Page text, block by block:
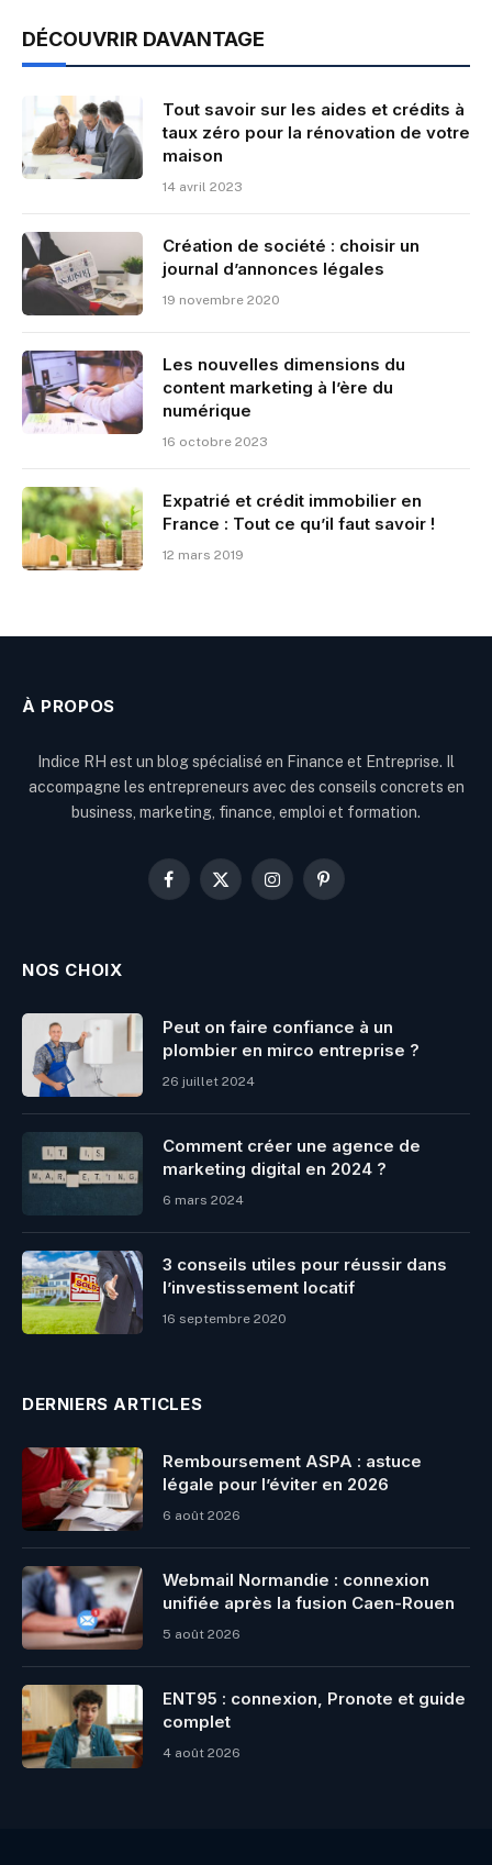
DÉCOUVRIR DAVANTAGE
Tout savoir sur les aides et crédits à
taux zéro pour la rénovation de votre
maison
14 avril 2023
Création de société : choisir un
journal d’annonces légales
19 novembre 2020
Les nouvelles dimensions du
content marketing à l’ère du
numérique
16 octobre 2023
Expatrié et crédit immobilier en
France : Tout ce qu’il faut savoir !
12 mars 2019
À PROPOS
Indice RH est un blog spécialisé en Finance et Entreprise. Il
accompagne les entrepreneurs avec des conseils concrets en
business, marketing, finance, emploi et formation.
Facebook
X
InstagramPinterest
NOS CHOIX
Peut on faire confiance à un
plombier en mirco entreprise ?
26 juillet 2024
Comment créer une agence de
marketing digital en 2024 ?
6 mars 2024
3 conseils utiles pour réussir dans
l’investissement locatif
16 septembre 2020
DERNIERS ARTICLES
Remboursement ASPA : astuce
légale pour l’éviter en 2026
6 août 2026
Webmail Normandie : connexion
unifiée après la fusion Caen-Rouen
5 août 2026
ENT95 : connexion, Pronote et guide
complet
4 août 2026